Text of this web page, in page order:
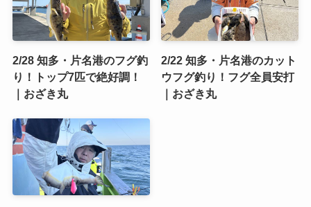
2/28 知多・片名港のフグ釣
り！トップ7匹で絶好調！
｜おざき丸
2/22 知多・片名港のカット
ウフグ釣り！フグ全員安打
｜おざき丸